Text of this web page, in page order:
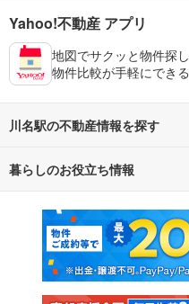
Yahoo!不動産 アプリ
地図でサクッと物件探し
物件比較が手軽にできる
川名駅の不動産情報を探す
不動産・住宅
新築マンション
新築一戸建て
暮らしのお役立ち情報
マンションカタログ